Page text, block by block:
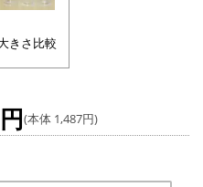
きさ比較
(本体 1,487円)